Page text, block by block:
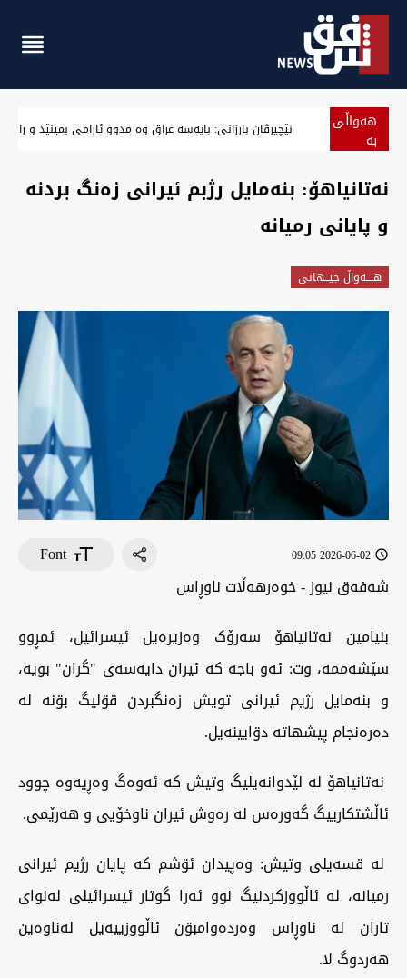
هەواڵی
بە نێچیرڤان بارزانی: بایەسە عراق وە مدوو ئارامی بمینێد و
نەتانیاهۆ: بنەمايل رژبم ئیرانی زەنگ بردنە
و پایانی رمیانە
هــــه‌واڵ جیــهانى
2026-06-02 09:05
Font
شەفەق نیوز - خوەرهەڵات ناوڕاس
بنیامین نەتانیاهۆ سەرۆک وەزیرەیل ئیسرائیل، ئمڕوو
سێشەممە، وت: ئەو باجە کە ئیران دایەسەی "گران" بویە،
و بنەمايل رژیم ئیرانی تویش زەنگبردن قۊلیگ بۊنە لە
دەرەنجام پیشهاتە دۊایینەیل.
نەتانیاهۆ لە لێدوانەیلیگ وتیش کە ئەوەگ وەڕیەوە چوود
ئاڵشتکارییگ گەورەس لە رەوش ئیران ناوخۆیی و هەرێمی.
لە قسەیلی وتیش: وەپیدان ئۊشم کە پایان رژیم ئیرانی
رمیانە، لە ئاڵووزکردنیگ نوو ئەرا گوتار ئیسرائیلی لەنوای
تاران لە ناوڕاس وەردەوامبۊن ئاڵووزییەیل لەناوەین
هەردوگ لا.